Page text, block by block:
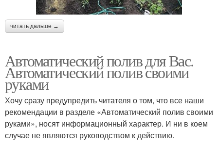
читать дальше →
Автоматический полив для Вас.
Автоматический полив своими
руками
Хочу сразу предупредить читателя о том, что все наши
рекомендации в разделе «Автоматический полив своими
руками», носят информационный характер. И ни в коем
случае не являются руководством к действию.